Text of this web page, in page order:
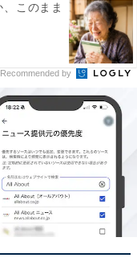
、このまま
Recommended by